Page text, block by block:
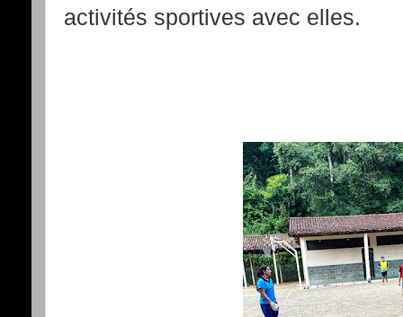
activités sportives avec elles.